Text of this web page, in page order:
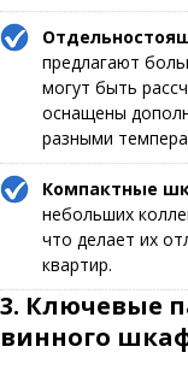
предлагают
могут быть
оснащены
разными
Компактные
небольших
что делает их
квартир.
3. Ключевые
винного